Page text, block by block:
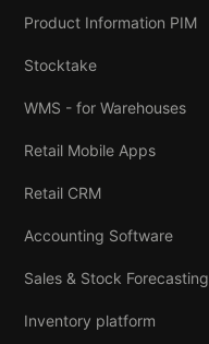
Product Information PIM
Stocktake
WMS - for Warehouses
Retail Mobile Apps
Retail CRM
Accounting Software
Sales & Stock Forecasting
Inventory platform